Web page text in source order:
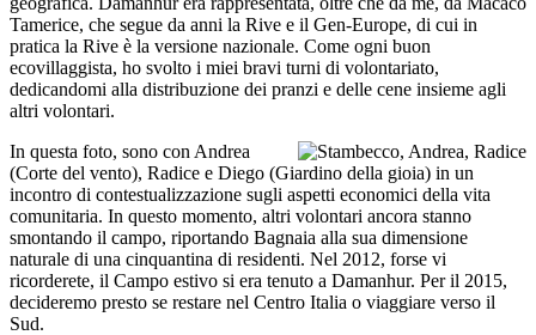
Tamerice, che segue da anni la Rive e il Gen-Europe, di cui in
pratica la Rive è la versione nazionale. Come ogni buon
ecovillaggista, ho svolto i miei bravi turni di volontariato,
dedicandomi alla distribuzione dei pranzi e delle cene insieme agli
altri volontari.
In questa foto, sono con Andrea
(Corte del vento), Radice e Diego (Giardino della gioia) in un
incontro di contestualizzazione sugli aspetti economici della vita
comunitaria. In questo momento, altri volontari ancora stanno
smontando il campo, riportando Bagnaia alla sua dimensione
naturale di una cinquantina di residenti. Nel 2012, forse vi
ricorderete, il Campo estivo si era tenuto a Damanhur. Per il 2015,
decideremo presto se restare nel Centro Italia o viaggiare verso il
Sud.